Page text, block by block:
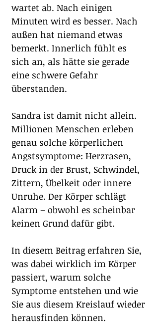
wartet ab. Nach einigen
Minuten wird es besser. Nach
außen hat niemand etwas
bemerkt. Innerlich fühlt es
sich an, als hätte sie gerade
eine schwere Gefahr
überstanden.
Sandra ist damit nicht allein.
Millionen Menschen erleben
genau solche körperlichen
Angstsymptome: Herzrasen,
Druck in der Brust, Schwindel,
Zittern, Übelkeit oder innere
Unruhe. Der Körper schlägt
Alarm – obwohl es scheinbar
keinen Grund dafür gibt.
In diesem Beitrag erfahren Sie,
was dabei wirklich im Körper
passiert, warum solche
Symptome entstehen und wie
Sie aus diesem Kreislauf wieder
herausfinden können.